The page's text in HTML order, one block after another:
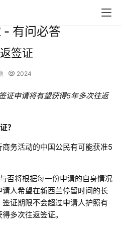
- 有问必答
签证
2024
证申请将有望获得5年多次往返
？
务活动的中国公民有可能获准5
否将根据每一份申请的自身情况
人希望在新西兰停留时间的长
证期限不会超过申请人护照有
多次往返签证。